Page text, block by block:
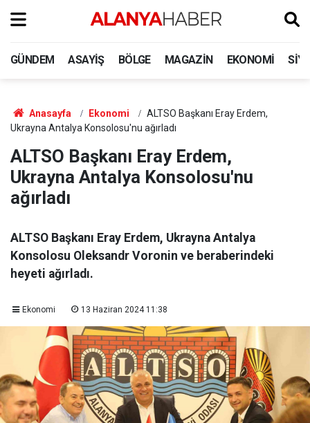
GÜNDEM ASAYIŞ BÖLGE MAGAZIN EKONOMI
Anasayfa Ekonomi
ALTSO Başkanı Eray Erdem,
Ukrayna Antalya Konsolosu'nu ağırladı
ALTSO Başkanı Eray Erdem,
Ukrayna Antalya Konsolosu'nu
ağırladı
ALTSO Başkanı Eray Erdem, Ukrayna Antalya
Konsolosu Oleksandr Voronin ve beraberindeki
heyeti ağırladı.
Ekonomi 13 Haziran 2024 11:38